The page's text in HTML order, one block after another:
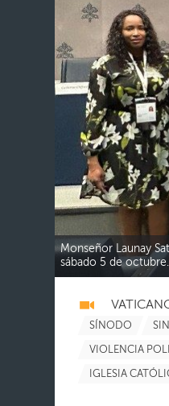
Monseñor Launay
sábado 5 de octubre.
SÍNODO
VIOLENCIA
IGLESIA